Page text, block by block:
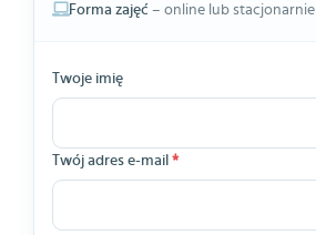
Forma zajęć – online lub stacjonarnie
Twoje imię
Twój adres e-mail *